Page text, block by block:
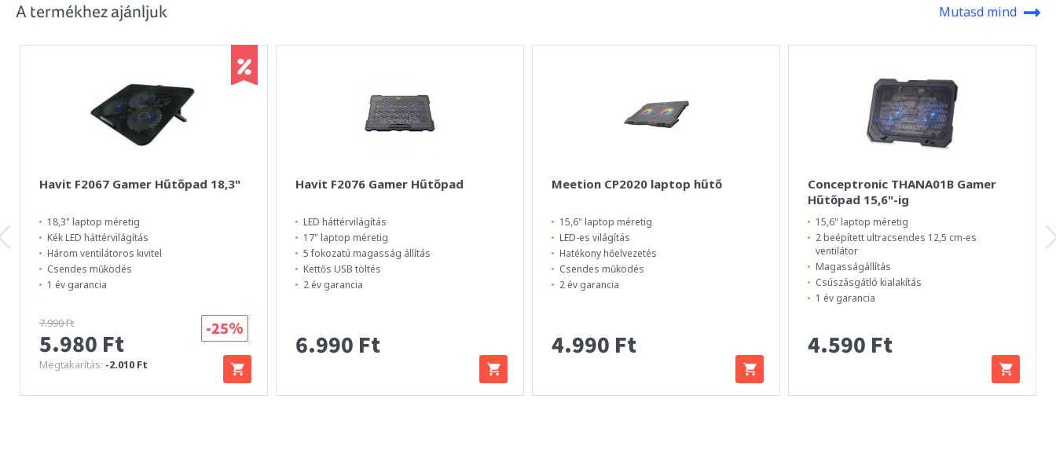
A termékhez ajánljuk Mutasd mind
Havit F2067 Gamer Hűtőpad 18,3"
18,3" laptop méretig
Kék LED háttérvilágítás
Három ventilátoros kivitel
Csendes működés
1 év garancia
7.990 Ft
5.980 Ft
Megtakarítás: -2.010 Ft
-25%
Havit F2076 Gamer Hűtőpad
LED háttérvilágítás
17" laptop méretig
5 fokozatú magasság állítás
Kettős USB töltés
2 év garancia
6.990 Ft
Meetion CP2020 laptop hűtő
15,6" laptop méretig
LED-es világítás
Hatékony hőelvezetés
Csendes működés
2 év garancia
4.990 Ft
Conceptronic THANA01B Gamer
Hűtőpad 15,6"-ig
15,6" laptop méretig
2 beépített ultracsendes 12,5 cm-es
ventilátor
Magasságállítás
Csúszásgátló kialakítás
1 év garancia
4.590 Ft